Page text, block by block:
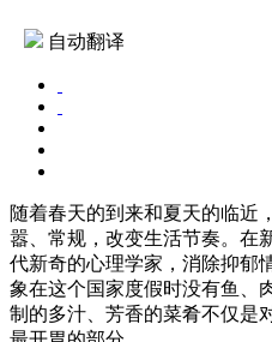
自动翻译
随着春天的到来和夏天的临近
嚣、常规，改变生活节奏。在
代新奇的心理学家，消除抑郁
象在这个国家度假时没有鱼、
制的多汁、芳香的菜肴不仅是